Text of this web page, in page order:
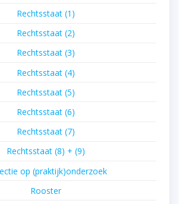
Rechtsstaat (1)
Rechtsstaat (2)
Rechtsstaat (3)
Rechtsstaat (4)
Rechtsstaat (5)
Rechtsstaat (6)
Rechtsstaat (7)
Rechtsstaat (8) + (9)
op (praktijk)onderzoek
Rooster